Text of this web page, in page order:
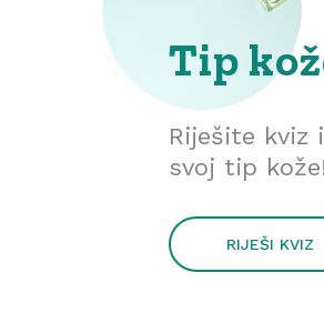
Tip
Riješite kviz
svoj tip
RIJEŠI KVIZ